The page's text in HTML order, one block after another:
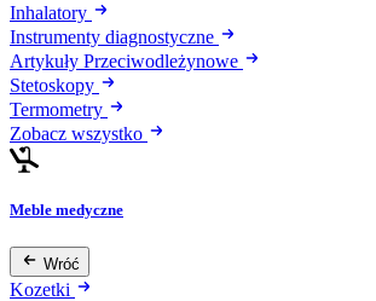
Inhalatory
Instrumenty diagnostyczne
Artykuły Przeciwodleżynowe
Stetoskopy
Termometry
Zobacz wszystko
Meble medyczne
Wróć
Kozetki